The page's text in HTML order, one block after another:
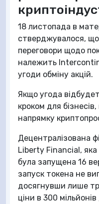
18 листопада в
стверджувалося, що
переговори щодо
належить
угоди обміну акцій.
Якщо угода
кроком для
напрямку
Децентралізована
Liberty Financial,
була запущена 16
запуск токена не
досягнувши лише
ціни в 300 мільйонів